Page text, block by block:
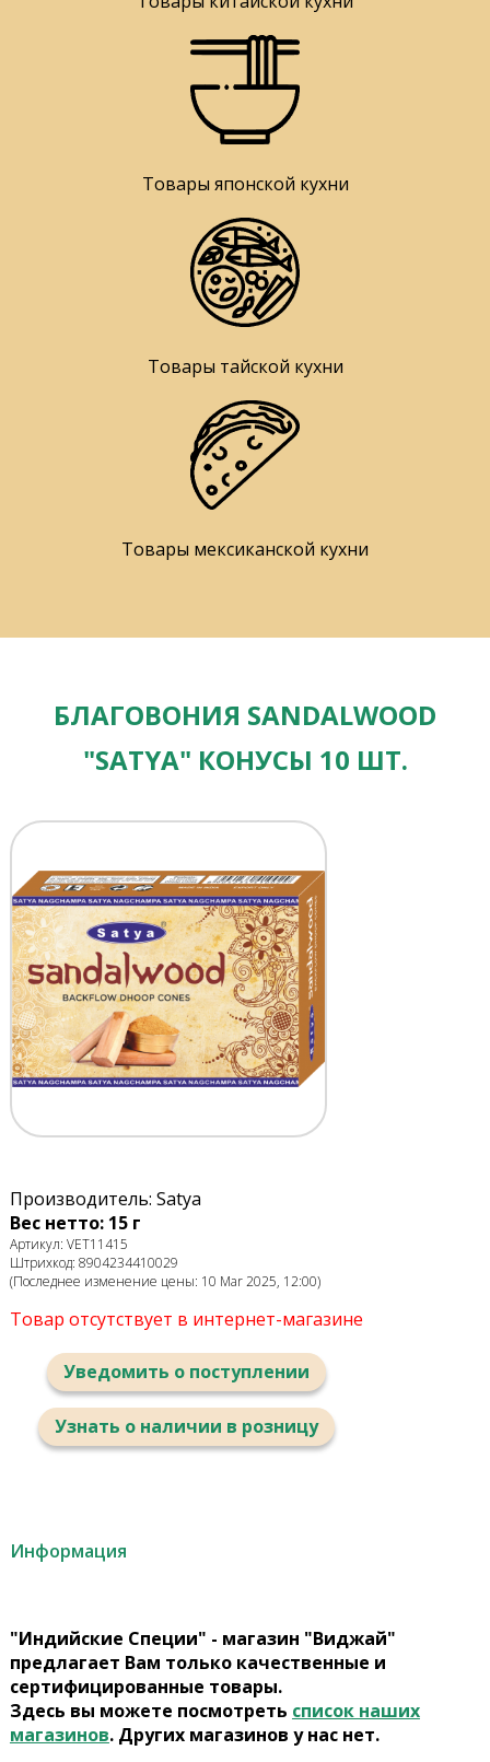
Товары японской кухни
Товары тайской кухни
Товары мексиканской кухни
БЛАГОВОНИЯ SANDALWOOD
"SATYA" КОНУСЫ 10 ШТ.
Производитель: Satya
Вес нетто: 15 г
Артикул: VET11415
Штрихкод: 8904234410029
(Последнее изменение цены: 10 Mar 2025, 12:00)
Товар отсутствует в интернет-магазине
Уведомить о поступлении
Узнать о наличии в розницу
Информация
"Индийские Специи" - магазин "Виджай"
предлагает Вам только качественные и
сертифицированные товары.
Здесь вы можете посмотреть список наших
магазинов. Других магазинов у нас нет.